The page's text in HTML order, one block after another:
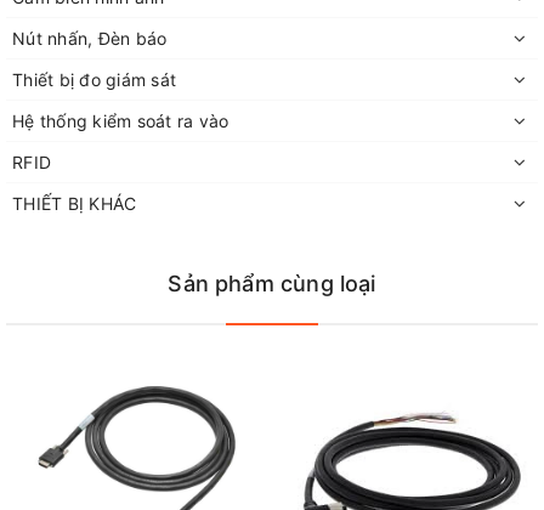
Nút nhấn, Đèn báo
Thiết bị đo giám sát
Hệ thống kiểm soát ra vào
RFID
THIẾT BỊ KHÁC
Sản phẩm cùng loại